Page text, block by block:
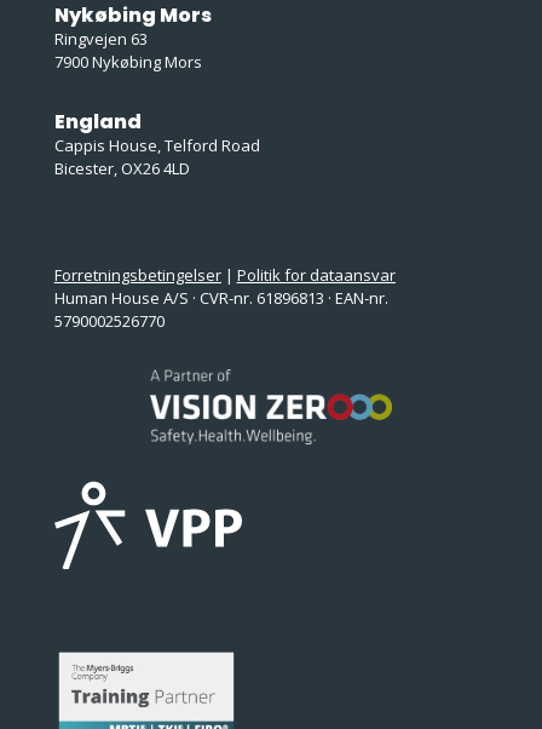
Nykøbing Mors
Ringvejen 63
7900 Nykøbing Mors
England
Cappis House, Telford Road
Bicester, OX26 4LD
Forretningsbetingelser| Politik for dataansvar
Human House A/S · CVR-nr. 61896813 · EAN-nr.
5790002526770